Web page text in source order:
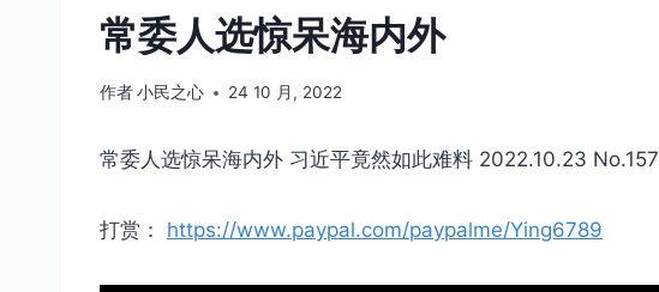
常委人选惊呆海内外
作者小民之心 24 10 月, 2022
常委人选惊呆海内外 习近平竟然如此难料 2022.10.23 No.157
打赏： https://www.paypal.com/paypalme/Ying6789